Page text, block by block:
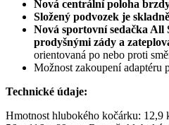
Nová centrální poloha
Složený podvozek je
Nová sportovní sedačka All
prodyšnými zády a
orientovaná po nebo proti
Možnost zakoupení adaptéru
Technické údaje:
Hmotnost hlubokého kočárku: 12,9